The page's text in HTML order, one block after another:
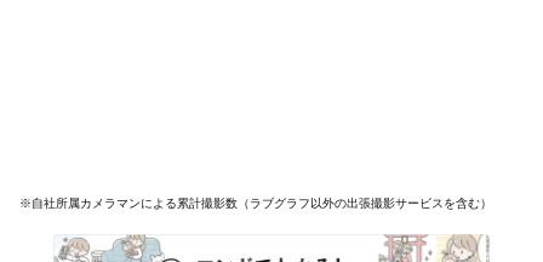
※自社所属カメラマンによる累計撮影数（ラブグラフ以外の出張撮影サービスを含む）